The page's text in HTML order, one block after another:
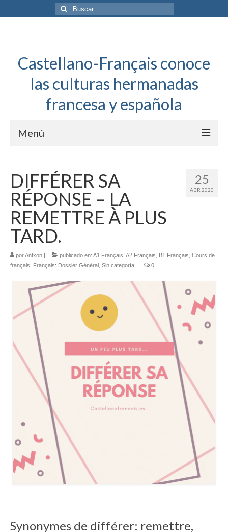
Buscar
por:
Castellano-Français conoce
las culturas hermanadas
francesa y española
Menú
Français: Dossier Général
Français à toute allure
Bordeaux Tregey
Literatura española
Zarzuela
Buceo
UNED
De actualidad
Euskaldunak gara
Las sevillanas y yo
Viaje
Canarias
MI POESIA
25
ABR 2020
DIFFÉRER SA
RÉPONSE – LA
REMETTRE À PLUS
TARD.
porAntxon | publicado en: A1 Français A2 Français B1 Français Cours de
français
Français: Dossier Général Sin categoría | 0
Synonymes de différer: remettre,